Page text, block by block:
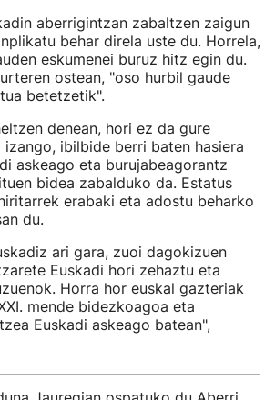
aberrigintzan zabaltzen zaigun
behar direla uste du. Horrela,
eskumenei buruz hitz egin du.
ostean, "oso hurbil gaude
betetzetik".
denean, hori ez da gure
izango, ibilbide berri baten hasiera
askeago eta burujabeagorantz
bidea zabalduko da. Estatus
erabaki eta adostu beharko
du.
ari gara, zuoi dagokizuen
Euskadi hori zehaztu eta
Horra hor euskal gazteriak
mende bidezkoagoa eta
Euskadi askeago batean",